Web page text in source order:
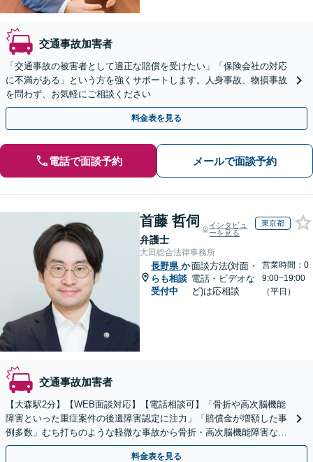
交通事故加害者
「交通事故の被害者として適正な賠償を受けたい」「保険会社の対応
に不満がある」という方を強くサポートします。人身事故、物損事故
を問わず、お気軽にご相談ください
料金表を見る
電話で面談予約 メールで面談予約
首藤 哲伺
弁護士
インタビュ
ーを見る
東京都
大田総合法律事務所
長野県 か
らも相談
受付中
面談方法(対面・
電話・ビデオな
ど)は応相談
営業時間：0
9:00~19:00
（平日）
交通事故加害者
【大森駅2分】【WEB面談対応】【電話相談可】「骨折や高次脳機能
障害といった重症案件の後遺障害認定に注力」「賠償金が増額した事
例多数」むち打ちのような軽微な事故から骨折・高次脳機能障害など
の重症事故まで、事故の規模に関わらず対応いたします
料金表を見る